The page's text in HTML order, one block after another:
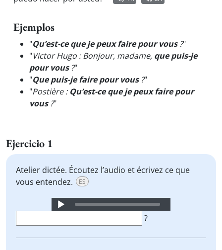
Ejemplos
"Qu’est-ce que je peux faire pour vous?"
"Victor Hugo : Bonjour, madame, que puis-je
pour vous?"
"Que puis-je faire pour vous?"
"Postière : Qu’est-ce que je peux faire pour
vous?"
Ejercicio 1
Atelier dictée. Écoutez l’audio et écrivez ce que
vous entendez.
ES
Audio
?